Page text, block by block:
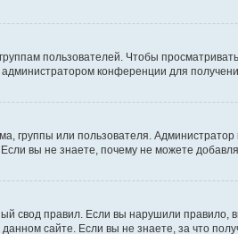
пользователей. Чтобы
конференции для
группы или пользователя.
вы не знаете, почему не можете
свод правил. Если вы нарушили
сайте. Если вы не знаете, за что